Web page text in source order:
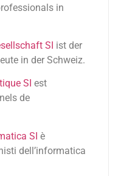
in
SI ist der
in der Schweiz.
SI est
de
SI è
dell’informatica